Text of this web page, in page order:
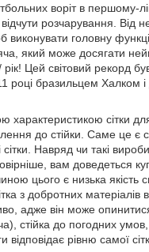
воріт в першому-
розчарування. Від
виконувати головну
який може досягати
Цей світовий рекорд
році бразильцем Халком і
характеристикою сітки
до стійки. Саме це є
сітки. Навряд чи такі вироби
вам доведеться
цього є низька якість
з добротних матеріалів
адже він може
стійка до погодних умов,
рівню самої